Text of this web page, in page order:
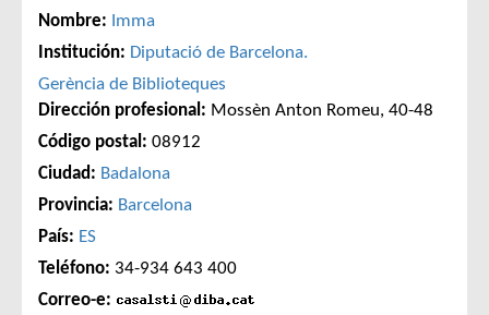
Nombre: Imma
Institución: Diputació de Barcelona.
Gerència de Biblioteques
Dirección profesional: Mossèn Anton Romeu, 40-48
Código postal: 08912
Ciudad: Badalona
Provincia: Barcelona
País: ES
Teléfono: 34-934 643 400
Correo-e: